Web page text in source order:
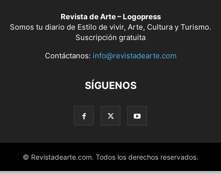
Revista de Arte – Logopress
Somos tu diario de Estilo de vivir, Arte, Cultura y Turismo.
Suscripción gratuita
Contáctanos: info@revistadearte.com
SÍGUENOS
© Revistadearte.com. Todos los derechos reservados.